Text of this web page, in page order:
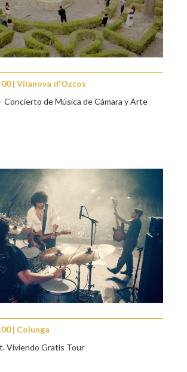
| Vilanova d'Ozcos
Concierto de Música de Cámara y Arte
| Colunga
Viviendo Gratis Tour